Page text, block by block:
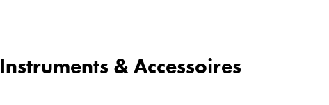
Instruments & Accessoires